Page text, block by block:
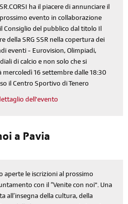
ha il piacere di annunciare il
evento in collaborazione
Consiglio del pubblico dal titolo Il
della SRG SSR nella copertura dei
eventi - Eurovision, Olimpiadi,
di calcio e non solo che si
mercoledì 16 settembre dalle 18:30
il Centro Sportivo di Tenero
dell'evento
a Pavia
aperte le iscrizioni al prossimo
con il “Venite con noi". Una
all’insegna della cultura, della